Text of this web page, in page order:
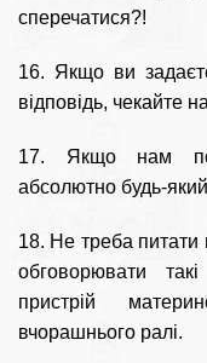
сперечатися?!
16. Якщо ви
відповідь, чекайте
17. Якщо нам
абсолютно будь-
18. Не треба
обговорювати
пристрій
вчорашнього ралі.